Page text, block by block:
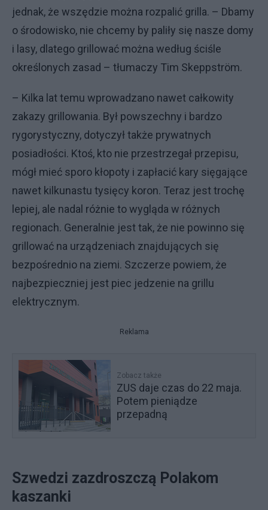
jednak, że wszędzie można rozpalić grilla. – Dbamy
o środowisko, nie chcemy by paliły się nasze domy
i lasy, dlatego grillować można według ściśle
określonych zasad – tłumaczy Tim Skeppström.
– Kilka lat temu wprowadzano nawet całkowity
zakazy grillowania. Był powszechny i bardzo
rygorystyczny, dotyczył także prywatnych
posiadłości. Ktoś, kto nie przestrzegał przepisu,
mógł mieć sporo kłopoty i zapłacić kary sięgające
nawet kilkunastu tysięcy koron. Teraz jest trochę
lepiej, ale nadal różnie to wygląda w różnych
regionach. Generalnie jest tak, że nie powinno się
grillować na urządzeniach znajdujących się
bezpośrednio na ziemi. Szczerze powiem, że
najbezpieczniej jest piec jedzenie na grillu
elektrycznym.
Reklama
Zobacz także
ZUS daje czas do 22 maja.
Potem pieniądze
przepadną
Szwedzi zazdroszczą Polakom
kaszanki